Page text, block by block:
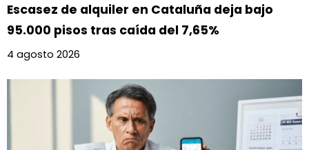
Escasez de alquiler en Cataluña deja bajo
95.000 pisos tras caída del 7,65%
4 agosto 2026